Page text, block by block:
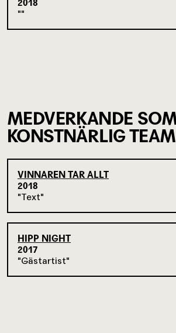
2018
MEDVERKANDE
KONSTNÄRLIG TEAM
VINNAREN TAR ALLT
2018
Text
HIPP NIGHT
2017
Gästartist